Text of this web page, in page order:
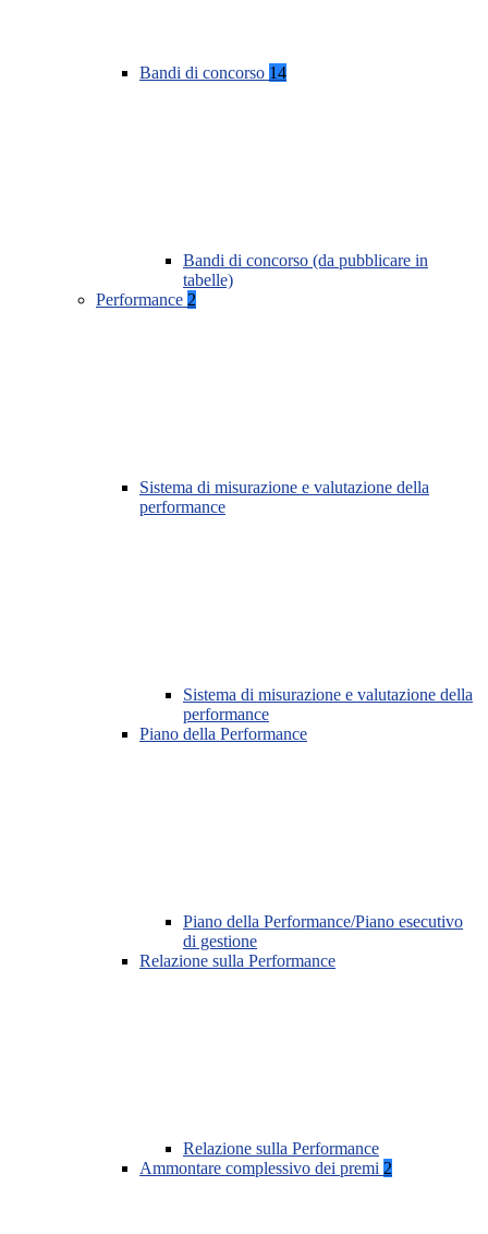
Bandi di concorso 14
Bandi di concorso (da pubblicare in
tabelle)
Performance 2
Sistema di misurazione e valutazione della
performance
Sistema di misurazione e valutazione della
performance
Piano della Performance
Piano della Performance/Piano esecutivo
di gestione
Relazione sulla Performance
Relazione sulla Performance
Ammontare complessivo dei premi 2